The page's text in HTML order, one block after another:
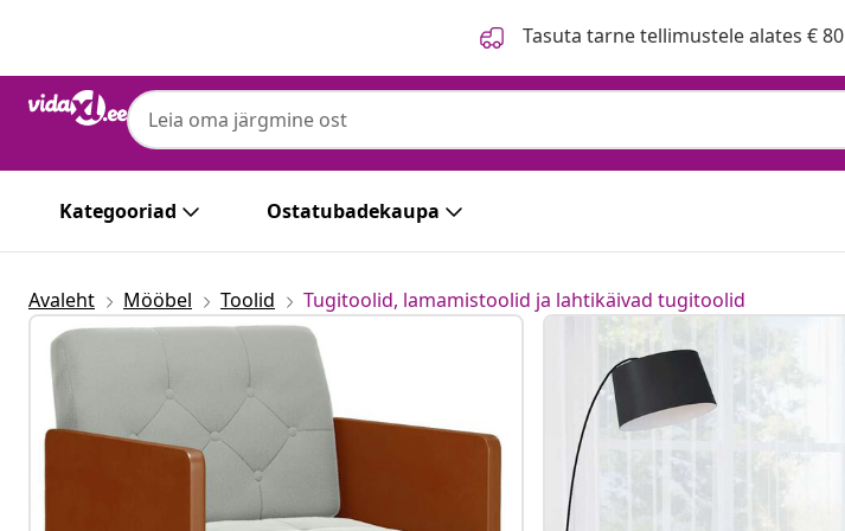
Tasuta tarne tellimustele alates € 80
Kategooriad Ostatubadekaupa
Avaleht Mööbel Toolid Tugitoolid, lamamistoolid ja lahtikäivad tugitoolid